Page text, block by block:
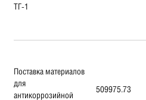
ТГ-1
Поставка материалов
для
антикоррозийной
509975.73